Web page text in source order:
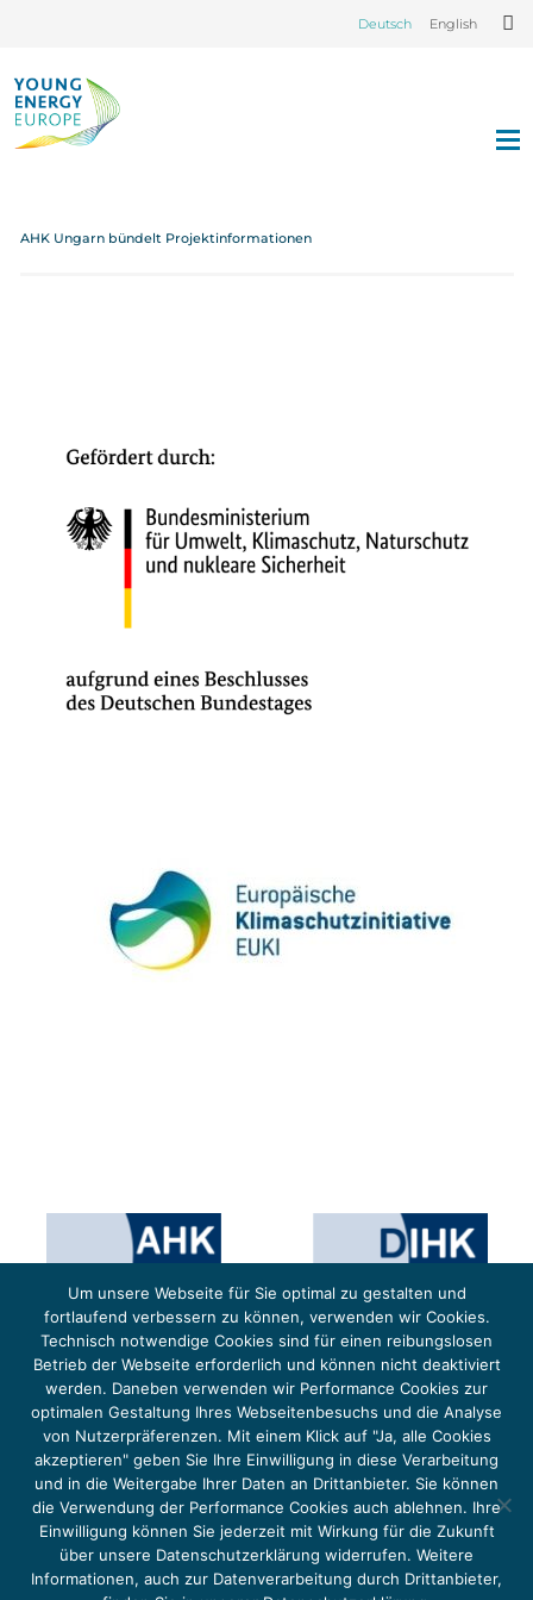
Deutsch English
AHK Ungarn bündelt Projektinformationen
Das Projekt YOUNG ENERGY EUROPE wird gefördert durch die Europäische Klimaschutzinitiative (EUKI).
Die EUKI ist ein Förderinstrument des deutschen Bundesministeriums für Umwelt, Klimaschutz,
Naturschutz und nukleare Sicherheit (BMUKN). Übergeordnetes Ziel der EUKI ist eine Intensivierung des
grenzüberschreitenden Dialogs sowie des Wissens- und Erfahrungsaustauschs in der Europäischen Union,
um gemeinsam die Umsetzung des Paris Abkommens voranzutreiben.
Um unsere Webseite für Sie optimal zu gestalten und
fortlaufend verbessern zu können, verwenden wir Cookies.
Technisch notwendige Cookies sind für einen reibungslosen
Betrieb der Webseite erforderlich und können nicht deaktiviert
werden. Daneben verwenden wir Performance Cookies zur
optimalen Gestaltung Ihres Webseitenbesuchs und die Analyse
von Nutzerpräferenzen. Mit einem Klick auf "Ja, alle Cookies
akzeptieren" geben Sie Ihre Einwilligung in diese Verarbeitung
und in die Weitergabe Ihrer Daten an Drittanbieter. Sie können
die Verwendung der Performance Cookies auch ablehnen. Ihre
Einwilligung können Sie jederzeit mit Wirkung für die Zukunft
über unsere Datenschutzerklärung widerrufen. Weitere
Informationen, auch zur Datenverarbeitung durch Drittanbieter,